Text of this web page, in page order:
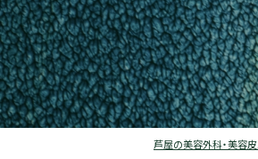
芦屋の美容外科・美容